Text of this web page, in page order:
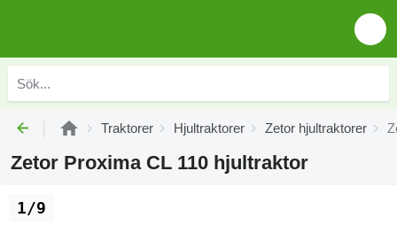
Traktorer Hjultraktorer Zetor hjultraktorer
Zetor Proxima CL 110 hjultraktor
1/9